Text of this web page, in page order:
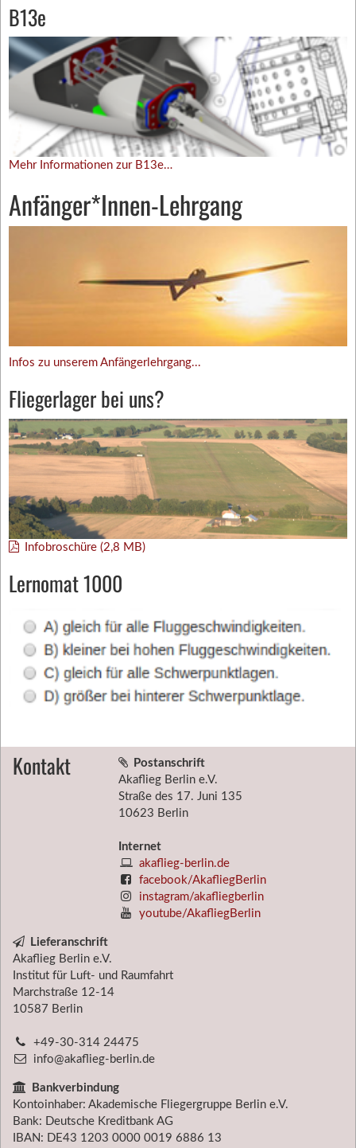
B13e
Mehr Informationen zur B13e…
Anfänger*Innen-Lehrgang
Infos zu unserem Anfängerlehrgang...
Fliegerlager bei uns?
Infobroschüre (2,8 MB)
Lernomat 1000
Kontakt
Postanschrift
Akaflieg Berlin e.V.
Straße des 17. Juni 135
10623 Berlin
Internet
akaflieg-berlin.de
facebook/AkafliegBerlin
instagram/akafliegberlin
youtube/AkafliegBerlin
Lieferanschrift
Akaflieg Berlin e.V.
Institut für Luft- und Raumfahrt
Marchstraße 12-14
10587 Berlin
+49-30-314 24475
info@akaflieg-berlin.de
Bankverbindung
Kontoinhaber: Akademische Fliegergruppe Berlin e.V.
Bank: Deutsche Kreditbank AG
IBAN: DE43 1203 0000 0019 6886 13